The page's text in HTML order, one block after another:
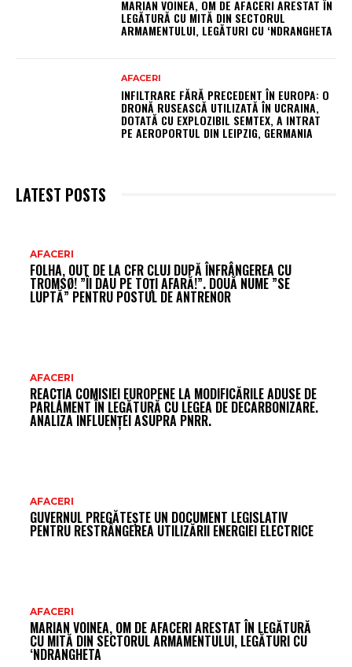
MARIAN VOINEA, OM DE AFACERI ARESTAT ÎN
LEGĂTURĂ CU MITĂ DIN SECTORUL
ARMAMENTULUI, LEGĂTURI CU ‘NDRANGHETA
AFACERI
INFILTRARE FĂRĂ PRECEDENT ÎN EUROPA: O
DRONĂ RUSEASCĂ UTILIZATĂ ÎN UCRAINA,
DOTATĂ CU EXPLOZIBIL SEMTEX, A INTRAT
PE AEROPORTUL DIN LEIPZIG, GERMANIA
LATEST POSTS
AFACERI
FOLHA, OUT DE LA CFR CLUJ DUPĂ ÎNFRÂNGEREA CU
TROMSØ! ”ÎI DAU PE TOȚI AFARĂ!”. DOUĂ NUME ”SE
LUPTĂ” PENTRU POSTUL DE ANTRENOR
AFACERI
REACȚIA COMISIEI EUROPENE LA MODIFICĂRILE ADUSE DE
PARLAMENT ÎN LEGĂTURĂ CU LEGEA DE DECARBONIZARE.
ANALIZA INFLUENȚEI ASUPRA PNRR.
AFACERI
GUVERNUL PREGĂTEȘTE UN DOCUMENT LEGISLATIV
PENTRU RESTRÂNGEREA UTILIZĂRII ENERGIEI ELECTRICE
AFACERI
MARIAN VOINEA, OM DE AFACERI ARESTAT ÎN LEGĂTURĂ
CU MITĂ DIN SECTORUL ARMAMENTULUI, LEGĂTURI CU
‘NDRANGHETA